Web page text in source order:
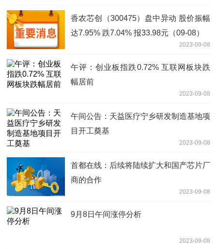
香农芯创（300475）盘中异动 股价振幅
达7.95% 跌7.04% 报33.98元（09-08）
2023-09-08
午评：创业板指跌0.72% 互联网板块跌
幅居前
2023-09-08
午间公告：天益医疗宁乡研发制造基地项
目开工奠基
2023-09-08
首都在线：后续将陆续扩大和国产芯片厂
商的合作
2023-09-08
9月8日午间涨停分析
2023-09-08